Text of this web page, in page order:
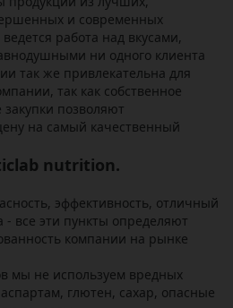
и современных
работа над вкусами,
ни одного клиента
так же привлекательна для
так как собственное
позволяют
на самый качественный
nutrition.
эффективность, отличный
- все эти пункты определяют
компании на рынке
мы не используем вредных
глютен, сахар, опасные